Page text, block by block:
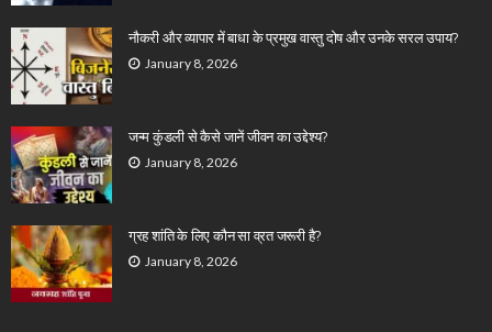
नौकरी और व्यापार में बाधा के प्रमुख वास्तु दोष और उनके सरल उपाय?
January 8, 2026
जन्म कुंडली से कैसे जानें जीवन का उद्देश्य?
January 8, 2026
ग्रह शांति के लिए कौन सा व्रत जरूरी है?
January 8, 2026